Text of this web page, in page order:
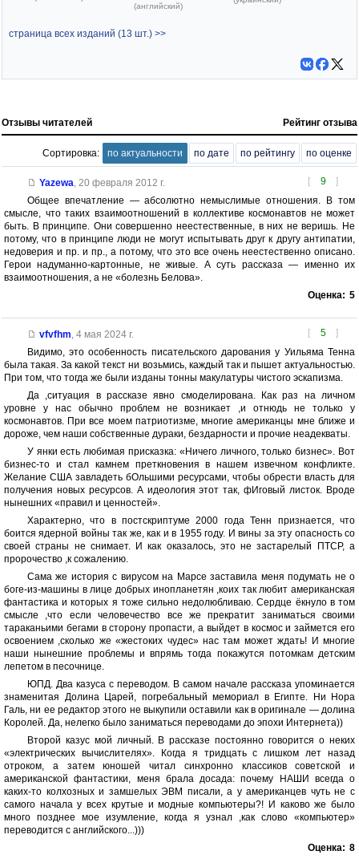
(английский)
страница всех изданий (13 шт.) >>
Отзывы читателей Рейтинг отзыва
Сортировка: по актуальности по дате по рейтингу по оценке
[ 9 ]
Yazewa, 20 февраля 2012 г.
Общее впечатление — абсолютно немыслимые отношения. В том
смысле, что таких взаимоотношений в коллективе космонавтов не может
быть. В принципе. Они совершенно неестественные, в них не веришь. Не
потому, что в принципе люди не могут испытывать друг к другу антипатии,
недоверия и пр. и пр., а потому, что это все очень неестественно описано.
Герои надуманно-картонные, не живые. А суть рассказа — именно их
взаимоотношения, а не «болезнь Белова».
Оценка: 5
[ 5 ]
vfvfhm, 4 мая 2024 г.
Видимо, это особенность писательского дарования у Уильяма Тенна
была такая. За какой текст ни возьмись, каждый так и пышет актуальностью.
При том, что тогда же были изданы тонны макулатуры чистого эскапизма.
Да ,ситуация в рассказе явно смоделирована. Как раз на личном
уровне у нас обычно проблем не возникает ,и отнюдь не только у
космонавтов. При все моем патриотизме, многие американцы мне ближе и
дороже, чем наши собственные дураки, бездарности и прочие неадекваты.
У янки есть любимая присказка: «Ничего личного, только бизнес». Вот
бизнес-то и стал камнем преткновения в нашем извечном конфликте.
Желание США завладеть бОльшими ресурсами, чтобы обрести власть для
получения новых ресурсов. А идеология этот так, фИговый листок. Вроде
нынешних «правил и ценностей».
Характерно, что в постскриптуме 2000 года Тенн признается, что
боится ядерной войны так же, как и в 1955 году. И вины за эту опасность со
своей страны не снимает. И как оказалось, это не застарелый ПТСР, а
пророчество ,к сожалению.
Сама же история с вирусом на Марсе заставила меня подумать не о
боге-из-машины в лице добрых инопланетян ,коих так любит американская
фантастика и которых я тоже сильно недолюбливаю. Сердце ёкнуло в том
смысле ,что если человечество все же прекратит заниматься своими
тараканьими бегами в сторону пропасти, а выйдет в космос и займется его
освоением ,сколько же «жестоких чудес» нас там может ждать! И многие
наши нынешние проблемы и впрямь тогда покажутся потомкам детским
лепетом в песочнице.
ЮПД. Два казуса с переводом. В самом начале рассказа упоминается
знаменитая Долина Царей, погребальный мемориал в Египте. Ни Нора
Галь, ни ее редактор этого не выкупили оставили как в оригинале — долина
Королей. Да, нелегко было заниматься переводами до эпохи Интернета))
Второй казус мой личный. В рассказе постоянно говорится о неких
«электрических вычислителях». Когда я тридцать с лишком лет назад
отроком, а затем юношей читал синхронно классиков советской и
американской фантастики, меня брала досада: почему НАШИ всегда о
каких-то колхозных и замшелых ЭВМ писали, а у американцев чуть не с
самого начала у всех крутые и модные компьютеры?! И каково же было
много позднее мое изумление, когда я узнал ,как слово «компьютер»
переводится с английского...)))
Оценка: 8